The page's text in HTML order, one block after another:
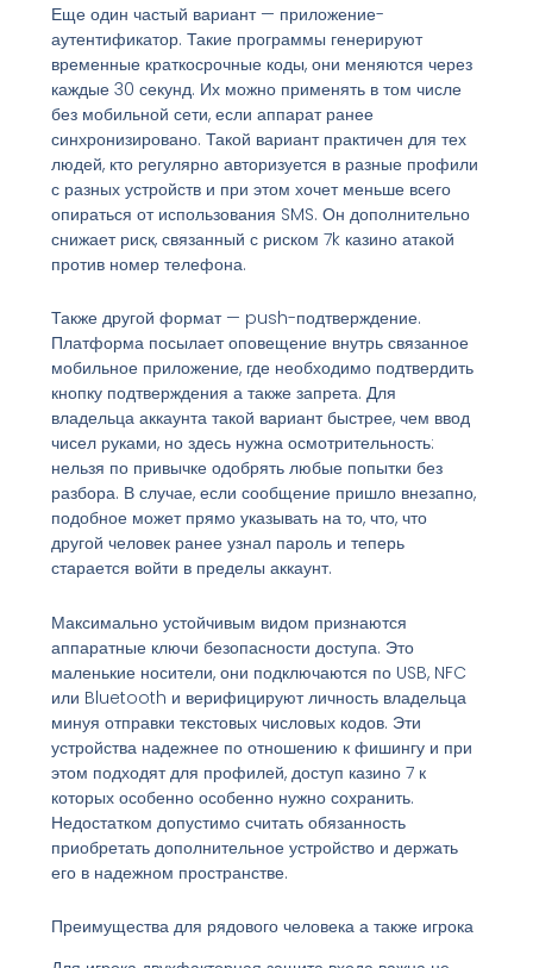
Еще один частый вариант — приложение-
аутентификатор. Такие программы генерируют
временные краткосрочные коды, они меняются через
каждые 30 секунд. Их можно применять в том числе
без мобильной сети, если аппарат ранее
синхронизировано. Такой вариант практичен для тех
людей, кто регулярно авторизуется в разные профили
с разных устройств и при этом хочет меньше всего
опираться от использования SMS. Он дополнительно
снижает риск, связанный с риском 7k казино атакой
против номер телефона.
Также другой формат — push-подтверждение.
Платформа посылает оповещение внутрь связанное
мобильное приложение, где необходимо подтвердить
кнопку подтверждения а также запрета. Для
владельца аккаунта такой вариант быстрее, чем ввод
чисел руками, но здесь нужна осмотрительность:
нельзя по привычке одобрять любые попытки без
разбора. В случае, если сообщение пришло внезапно,
подобное может прямо указывать на то, что, что
другой человек ранее узнал пароль и теперь
старается войти в пределы аккаунт.
Максимально устойчивым видом признаются
аппаратные ключи безопасности доступа. Это
маленькие носители, они подключаются по USB, NFC
или Bluetooth и верифицируют личность владельца
минуя отправки текстовых числовых кодов. Эти
устройства надежнее по отношению к фишингу и при
этом подходят для профилей, доступ казино 7 к
которых особенно особенно нужно сохранить.
Недостатком допустимо считать обязанность
приобретать дополнительное устройство и держать
его в надежном пространстве.
Преимущества для рядового человека а также игрока